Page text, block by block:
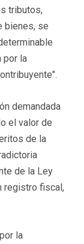
tributos,
bienes, se
por la
demandada
el valor de
de la
de la Ley
registro fiscal,
la